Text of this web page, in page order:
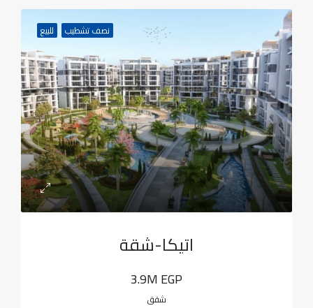
نصف تشطيب للبيع
اتيكا-شقة
3.9M EGP
شقق